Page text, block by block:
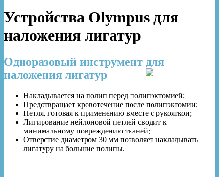
Устройства Olympus для
наложения лигатур
Одноразовый инструмент для
наложения лигатур
Накладывается на полип перед полипэктомией;
Предотвращает кровотечение после полипэктомии;
Петля, готовая к применению вместе с рукояткой;
Лигирование нейлоновой петлей сводит к
минимальному повреждению тканей;
Отверстие диаметром 30 мм позволяет накладывать
лигатуру на большие полипы.